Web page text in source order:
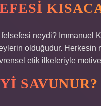
felsefesi neydi? Immanuel
olduğudur.
etik ilkeleriyle
SAVUNUR?